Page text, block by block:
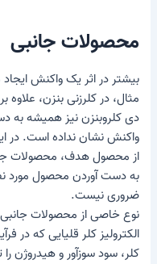
محصولات جانبی
بیشتر در اثر یک واکنش
مثال، در کلرزنی بنزن،
دی کلروبنزن نیز همیشه به
واکنش نشان نداده است. در
از محصول هدف، محصولات
به دست آوردن محصول مورد
ضروری نیست.
نوع خاصی از محصولات
الکترولیز کلر قلیایی که در
کلر، سود سوزآور و هیدروژن